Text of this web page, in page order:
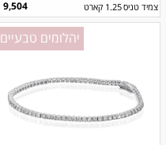
צמיד טניס 1.25 קארט 9,504
יהלומים טבעיים